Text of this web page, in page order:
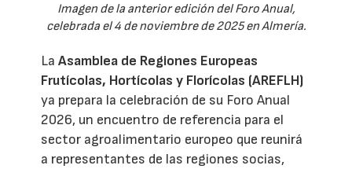
Imagen de la anterior edición del Foro Anual,
celebrada el 4 de noviembre de 2025 en Almería.
LaAsamblea de Regiones Europeas
Frutícolas, Hortícolas y Florícolas (AREFLH)
ya prepara la celebración de su Foro Anual
2026, un encuentro de referencia para el
sector agroalimentario europeo que reunirá
a representantes de las regiones socias,